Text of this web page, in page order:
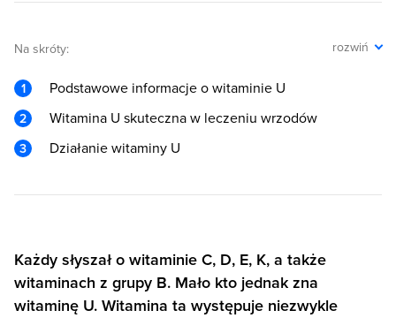
Na skróty: rozwiń
Podstawowe informacje o witaminie U
Witamina U skuteczna w leczeniu wrzodów
Działanie witaminy U
Każdy słyszał o witaminie C, D, E, K, a także
witaminach z grupy B. Mało kto jednak zna
witaminę U. Witamina ta występuje niezwykle